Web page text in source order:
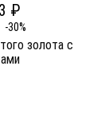
₽
-30%
золота c